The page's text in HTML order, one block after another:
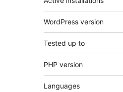
WordPress version
Tested up to
PHP version
Languages